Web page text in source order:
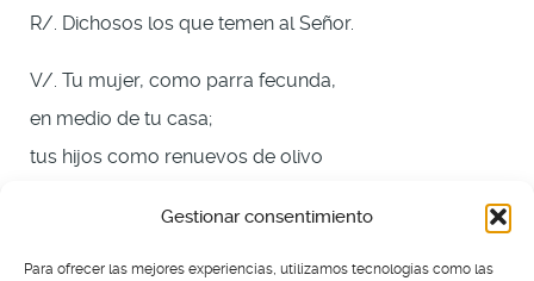
Gestionar consentimiento
Para ofrecer las mejores experiencias, utilizamos tecnologías como las
R/. Dichosos los que temen al Señor.
V/. Tu mujer, como parra fecunda,
en medio de tu casa;
tus hijos como renuevos de olivo